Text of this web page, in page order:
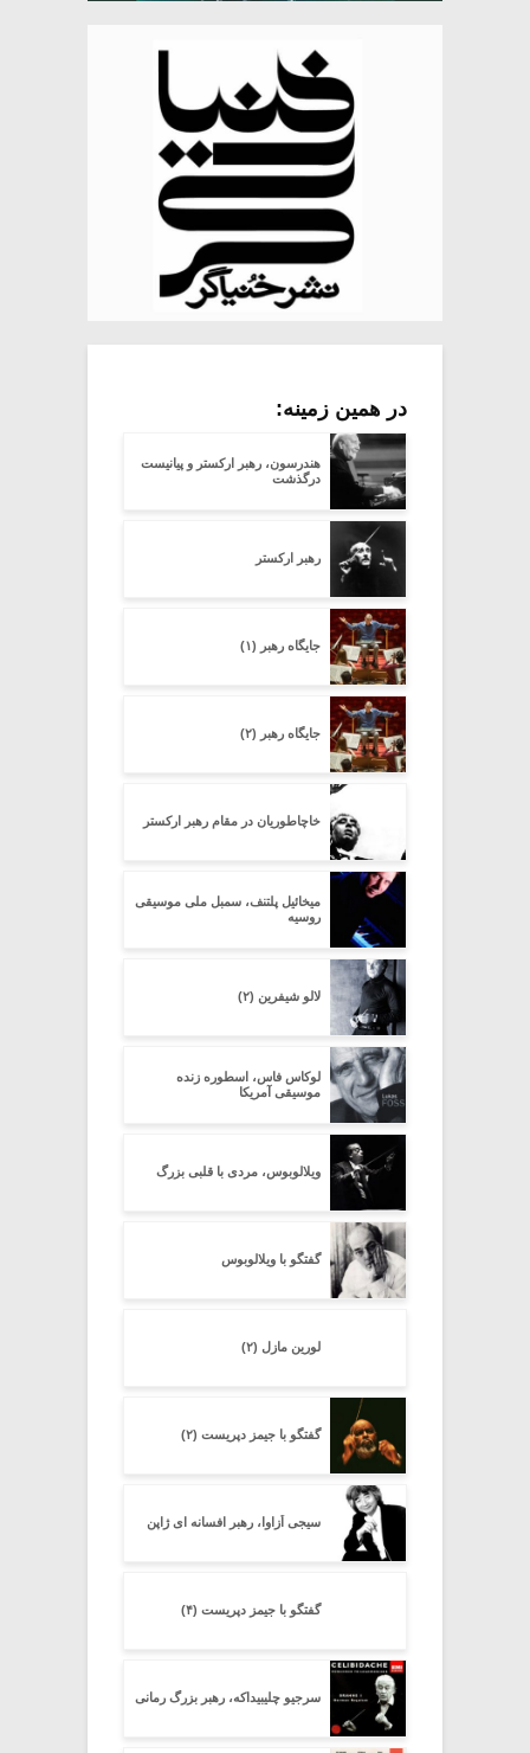
در همین زمینه:
هندرسون، رهبر ارکستر و پیانیست
درگذشت
رهبر ارکستر
جایگاه رهبر (۱)
جایگاه رهبر (۲)
خاچاطوریان در مقام رهبر ارکستر
میخائیل پلتنف، سمبل ملی موسیقی
روسیه
لالو شیفرین (۲)
لوکاس فاس، اسطوره زنده
موسیقی آمریکا
ویلالوبوس، مردی با قلبی بزرگ
گفتگو با ویلالوبوس
لورین مازل (۲)
گفتگو با جیمز دپریست (۲)
سیجی اُزاوا، رهبر افسانه ای ژاپن
گفتگو با جیمز دپریست (۴)
سرجیو چلیبیداکه، رهبر بزرگ رمانی